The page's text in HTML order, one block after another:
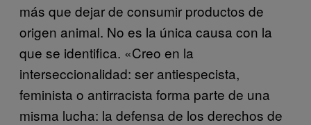
más que dejar de consumir productos de
origen animal. No es la única causa con la
que se identifica. «Creo en la
interseccionalidad: ser antiespecista,
feminista o antirracista forma parte de una
misma lucha: la defensa de los derechos de